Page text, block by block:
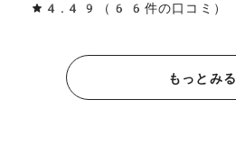
4.49（66件の口コミ）
もっとみる